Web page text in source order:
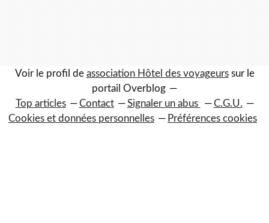
Voir le profil de association Hôtel des voyageurssur le
portail Overblog
Top articles
Contact Signaler un abus
C.G.U.
Cookies et données personnelles
Préférences cookies